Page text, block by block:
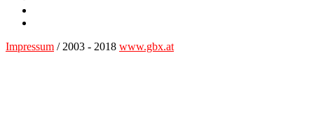
Impressum / 2003 - 2018 www.gbx.at